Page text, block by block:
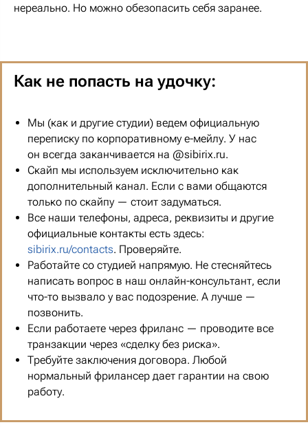
нереально. Но можно обезопасить себя заранее.
Как не попасть на удочку:
Мы (как и другие студии) ведем официальную
переписку по корпоративному е-мейлу. У нас
он всегда заканчивается на @sibirix.ru.
Скайп мы используем исключительно как
дополнительный канал. Если с вами общаются
только по скайпу — стоит задуматься.
Все наши телефоны, адреса, реквизиты и другие
официальные контакты есть здесь:
sibirix.ru/contacts. Проверяйте.
Работайте со студией напрямую. Не стесняйтесь
написать вопрос в наш онлайн-консультант, если
что-то вызвало у вас подозрение. А лучше —
позвонить.
Если работаете через фриланс — проводите все
транзакции через «сделку без риска».
Требуйте заключения договора. Любой
нормальный фрилансер дает гарантии на свою
работу.